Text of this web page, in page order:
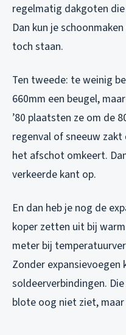
regelmatig dakgoten
Dan kun je
toch staan.
Ten tweede: te weinig
660mm een beugel,
’80 plaatsten ze om de
regenval of sneeuw
het afschot omkeert.
verkeerde kant op.
En dan heb je nog de
koper zetten uit bij
meter bij
Zonder
soldeerverbindingen.
blote oog niet ziet, maar